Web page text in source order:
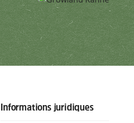
Informations juridiques